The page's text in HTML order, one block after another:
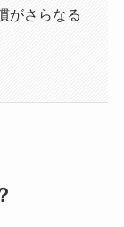
がさらなる